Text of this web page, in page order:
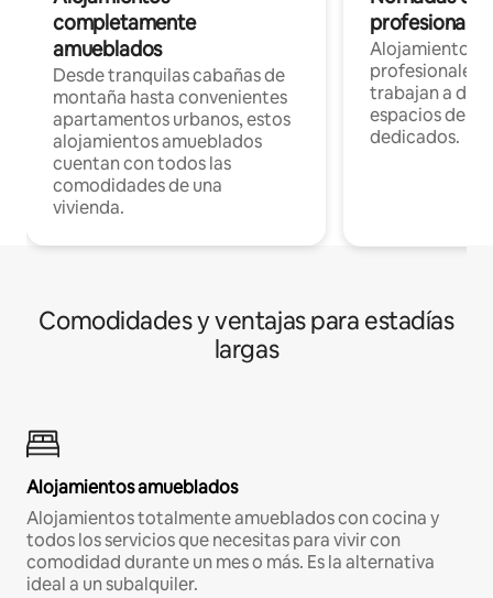
completamente
amueblados
Desde tranquilas cabañas de
montaña hasta convenientes
apartamentos urbanos, estos
alojamientos amueblados
cuentan con todos las
comodidades de una
vivienda.
Alojamientos
profesionales
trabajan a
espacios de
dedicados.
Comodidades y ventajas para estadías
largas
Alojamientos amueblados
Alojamientos totalmente amueblados con cocina y
todos los servicios que necesitas para vivir con
comodidad durante un mes o más. Es la alternativa
ideal a un subalquiler.